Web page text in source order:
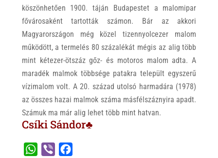
köszönhetően 1900. táján Budapestet a malomipar
fővárosaként tartották számon. Bár az akkori
Magyarországon még közel tizennyolcezer malom
működött, a termelés 80 százalékát mégis az alig több
mint kétezer-ötszáz gőz- és motoros malom adta. A
maradék malmok többsége patakra települt egyszerű
vízimalom volt. A 20. század utolsó harmadára (1978)
az összes hazai malmok száma másfélszáznyira apadt.
Számuk ma már alig lehet több mint hatvan.
Csíki Sándor♣